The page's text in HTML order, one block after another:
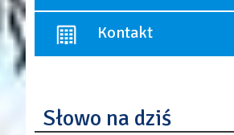
Dni powszednie:
8:00
18:00
Kancelaria czynna:
poniedziałek, środa, piątek
Kontakt
tel./fax 22 7220250
mail:par.objawieniapanskiego@gmail.com
Słowo na dziś